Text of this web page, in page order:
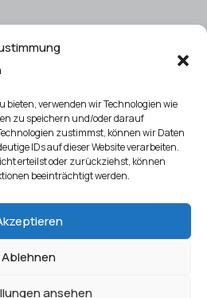
bieten, verwenden wir Technologien wie
zu speichern und/oder darauf
zustimmst, können wir Daten
IDs auf dieser Website verarbeiten.
erteilst oder zurückziehst, können
beeinträchtigt werden.
Ablehnen
ansehen